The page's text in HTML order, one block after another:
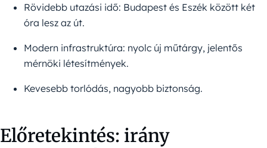
Rövidebb utazási idő: Budapest és Eszék között két
óra lesz az út.
Modern infrastruktúra: nyolc új műtárgy, jelentős
mérnöki létesítmények.
Kevesebb torlódás, nagyobb biztonság.
Előretekintés: irány